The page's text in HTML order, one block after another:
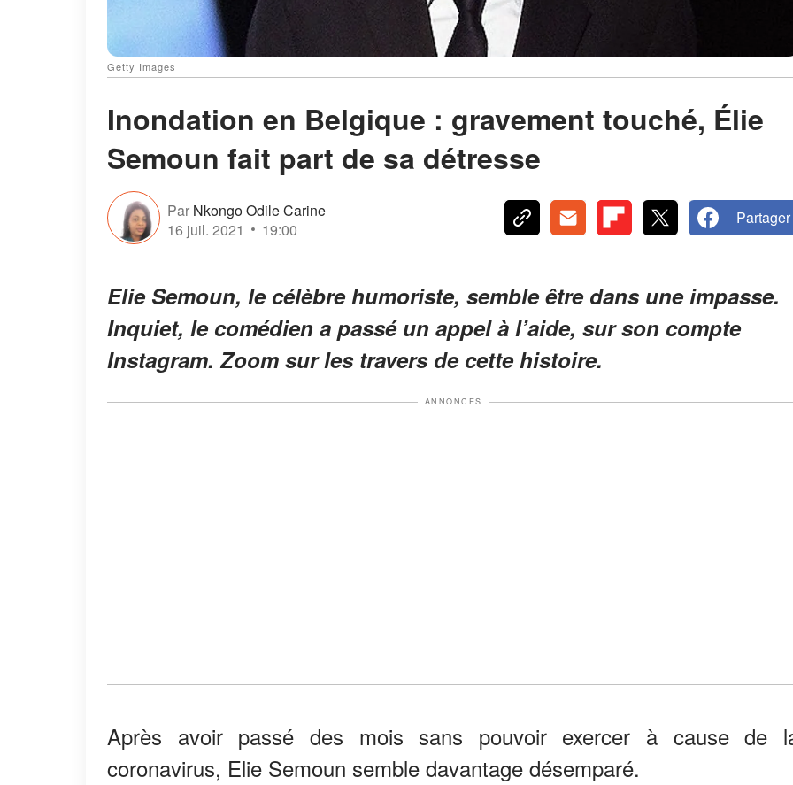
Getty Images
Inondation en Belgique : gravement touché, Élie
Semoun fait part de sa détresse
Par Nkongo Odile Carine
16 juil. 2021
19:00
Partager
Elie Semoun, le célèbre humoriste, semble être dans une impasse.
Inquiet, le comédien a passé un appel à l’aide, sur son compte
Instagram. Zoom sur les travers de cette histoire.
ANNONCES
Après avoir passé des mois sans pouvoir exercer à cause de
coronavirus, Elie Semoun semble davantage désemparé.